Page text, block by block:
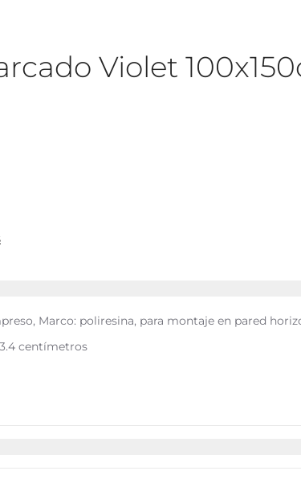
Violet
Marco: poliresina, para montaje en pared
3.4 centímetros